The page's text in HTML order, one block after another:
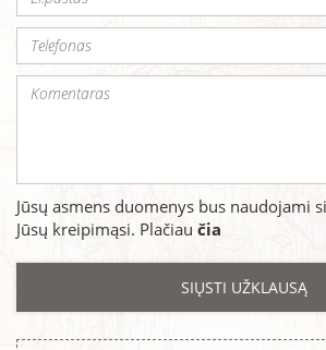
Jūsų asmens duomenys bus naudojami
Jūsų kreipimąsi. Plačiau čia